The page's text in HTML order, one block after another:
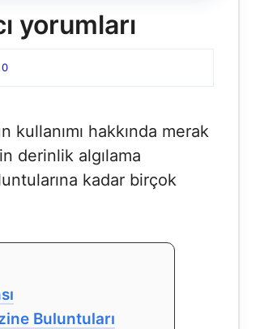
yorumları​
0
kullanımı hakkında merak
derinlik algılama
kadar birçok
Buluntuları